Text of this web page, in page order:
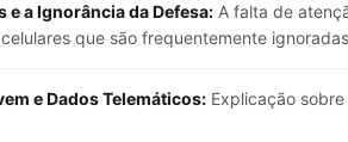
e a Ignorância da Defesa: A falta de
que são frequentemente
e Dados Telemáticos: Explicação